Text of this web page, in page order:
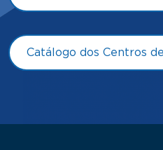
Catálogo dos Centros